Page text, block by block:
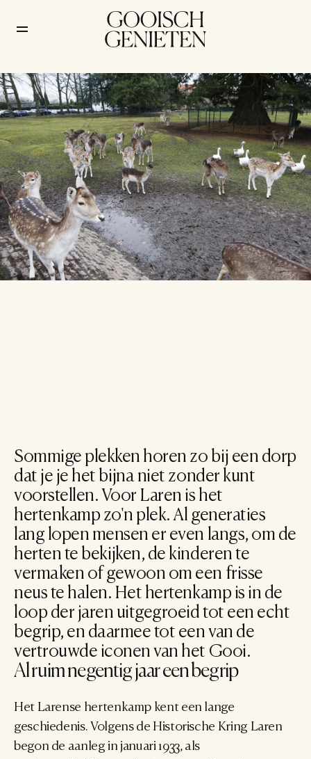
Het hertenkamp van
Laren, op een iconisch
weilandje in het Gooi
Cultuur/6 juli 2026
Sommige plekken horen zo bij een dorp
dat je je het bijna niet zonder kunt
voorstellen. Voor Laren is het
hertenkamp zo'n plek. Al generaties
lang lopen mensen er even langs, om de
herten te bekijken, de kinderen te
vermaken of gewoon om een frisse
neus te halen. Het hertenkamp is in de
loop der jaren uitgegroeid tot een echt
begrip, en daarmee tot een van de
vertrouwde iconen van het Gooi.
Al ruim negentig jaar een begrip
Het Larense hertenkamp kent een lange
geschiedenis. Volgens de Historische Kring Laren
begon de aanleg in januari 1933, als